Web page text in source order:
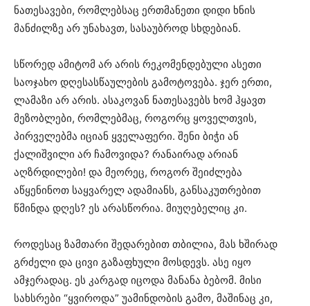
ნათესავები, რომლებსაც ერთმანეთი დიდი ხნის
მანძილზე არ უნახავთ, სასაუბროდ სხდებიან.
სწორედ ამიტომ არ არის რეკომენდებული ასეთი
საოჯახო დღესასწაულების გამოტოვება. ჯერ ერთი,
ლამაზი არ არის. ასაკოვან ნათესავებს ხომ ჰყავთ
მეზობლები, რომლებმაც, როგორც ყოველთვის,
პირველებმა იციან ყველაფერი. შენი ბიჭი ან
ქალიშვილი არ ჩამოვიდა? რანაირად არიან
აღზრდილები! და მეორეც, როგორ შეიძლება
აწყენინოთ საყვარელ ადამიანს, განსაკუთრებით
წმინდა დღეს? ეს არასწორია. მიუღებელიც კი.
როდესაც ზამთარი შედარებით თბილია, მას ხშირად
გრძელი და ცივი გაზაფხული მოსდევს. ასე იყო
ამჯერადაც. ეს კარგად იცოდა მანანა ბებომ. მისი
სახსრები “ყვიროდა” უამინდობის გამო, მაშინაც კი,